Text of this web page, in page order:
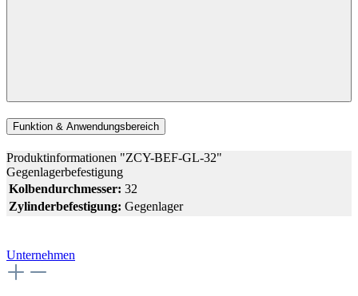
Funktion & Anwendungsbereich
Produktinformationen "ZCY-BEF-GL-32"
Gegenlagerbefestigung
Kolbendurchmesser: 32
Zylinderbefestigung: Gegenlager
Unternehmen